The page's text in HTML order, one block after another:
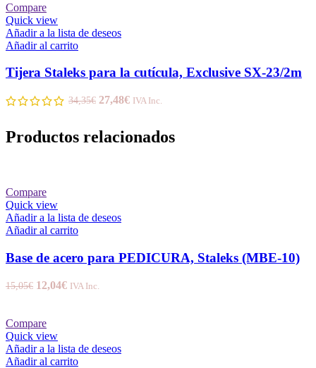
Compare
Quick view
Añadir a la lista de deseos
Añadir al carrito
Tijera Staleks para la cutícula, Exclusive SX-23/2m
34,35€ 27,48€ IVA Inc.
Productos relacionados
Compare
Quick view
Añadir a la lista de deseos
Añadir al carrito
Base de acero para PEDICURA, Staleks (MBE-10)
15,05€ 12,04€ IVA Inc.
Compare
Quick view
Añadir a la lista de deseos
Añadir al carrito